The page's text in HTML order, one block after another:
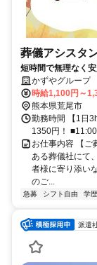
葬儀アシスタ
短時間で無理なく
かずやグループ
時給1,100円～
熊本県荒尾市
勤務時間 【1日
1350円！
お仕事内容 【ご
ある葬儀社にて
者様に寄り添い
のご...
急募 シフト自由 学
派遣